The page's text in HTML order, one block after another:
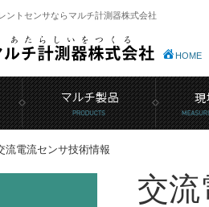
ントセンサならマルチ計測器株式会社
HOME
流電流センサ技術情報
交流